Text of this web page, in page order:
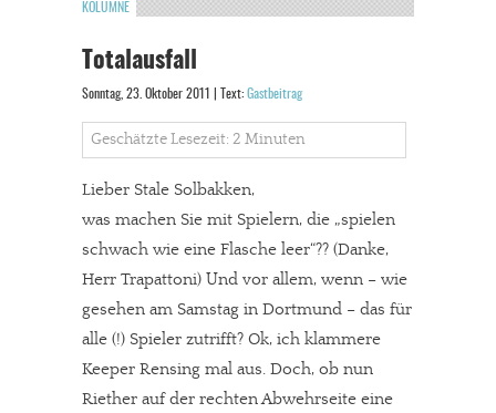
KOLUMNE
Totalausfall
Sonntag, 23. Oktober 2011 | Text: Gastbeitrag
Geschätzte Lesezeit: 2 Minuten
Lieber Stale Solbakken,
was machen Sie mit Spielern, die „spielen
schwach wie eine Flasche leer“?? (Danke,
Herr Trapattoni) Und vor allem, wenn – wie
gesehen am Samstag in Dortmund – das für
alle (!) Spieler zutrifft? Ok, ich klammere
Keeper Rensing mal aus. Doch, ob nun
Riether auf der rechten Abwehrseite eine